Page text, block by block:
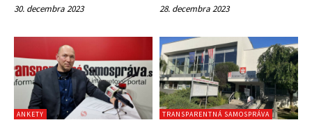
30. decembra 2023 28. decembra 2023
ANKETY TRANSPARENTNÁ SAMOSPRÁVA